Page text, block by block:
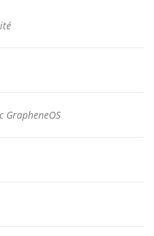
GrapheneOS